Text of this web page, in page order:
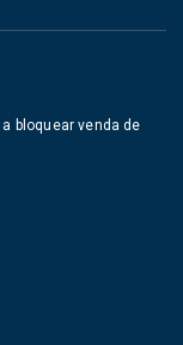
bloquear venda de